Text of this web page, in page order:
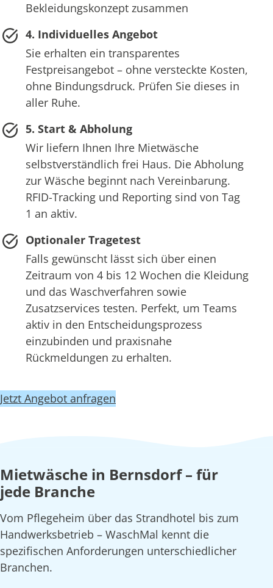
Bekleidungskonzept zusammen
4. Individuelles Angebot
Sie erhalten ein transparentes
Festpreisangebot – ohne versteckte Kosten,
ohne Bindungsdruck. Prüfen Sie dieses in
aller Ruhe.
5. Start & Abholung
Wir liefern Ihnen Ihre Mietwäsche
selbstverständlich frei Haus. Die Abholung
zur Wäsche beginnt nach Vereinbarung.
RFID-Tracking und Reporting sind von Tag
1 an aktiv.
Optionaler Tragetest
Falls gewünscht lässt sich über einen
Zeitraum von 4 bis 12 Wochen die Kleidung
und das Waschverfahren sowie
Zusatzservices testen. Perfekt, um Teams
aktiv in den Entscheidungsprozess
einzubinden und praxisnahe
Rückmeldungen zu erhalten.
Jetzt Angebot anfragen
Mietwäsche in Bernsdorf – für
jede Branche
Vom Pflegeheim über das Strandhotel bis zum
Handwerksbetrieb – WaschMal kennt die
spezifischen Anforderungen unterschiedlicher
Branchen.